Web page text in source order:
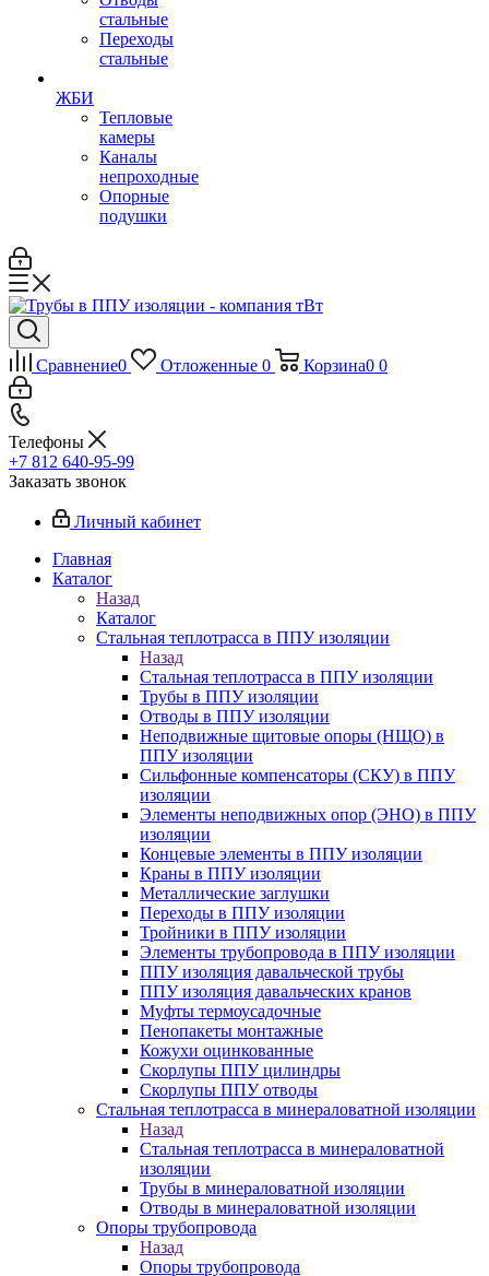
стальные
Переходы
стальные
ЖБИ
Тепловые
камеры
Каналы
непроходные
Опорные
подушки
Сравнение0 Отложенные 0 Корзина0 0
Телефоны
+7 812 640-95-99
Заказать звонок
Личный кабинет
Главная
Каталог
Назад
Каталог
Стальная теплотрасса в ППУ изоляции
Назад
Стальная теплотрасса в ППУ изоляции
Трубы в ППУ изоляции
Отводы в ППУ изоляции
Неподвижные щитовые опоры (НЩО) в
ППУ изоляции
Cильфонные компенсаторы (СКУ) в ППУ
изоляции
Элементы неподвижных опор (ЭНО) в ППУ
изоляции
Концевые элементы в ППУ изоляции
Краны в ППУ изоляции
Металлические заглушки
Переходы в ППУ изоляции
Тройники в ППУ изоляции
Элементы трубопровода в ППУ изоляции
ППУ изоляция давальческой трубы
ППУ изоляция давальческих кранов
Муфты термоусадочные
Пенопакеты монтажные
Кожухи оцинкованные
Скорлупы ППУ цилиндры
Скорлупы ППУ отводы
Стальная теплотрасса в минераловатной изоляции
Назад
Стальная теплотрасса в минераловатной
изоляции
Трубы в минераловатной изоляции
Отводы в минераловатной изоляции
Опоры трубопровода
Назад
Опоры трубопровода